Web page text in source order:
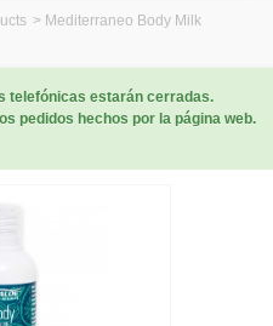
> Mediterraneo Body Milk
telefónicas estarán cerradas.
pedidos hechos por la página web.